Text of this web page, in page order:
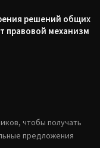
решений общих
правовой механизм
чтобы получать
предложения